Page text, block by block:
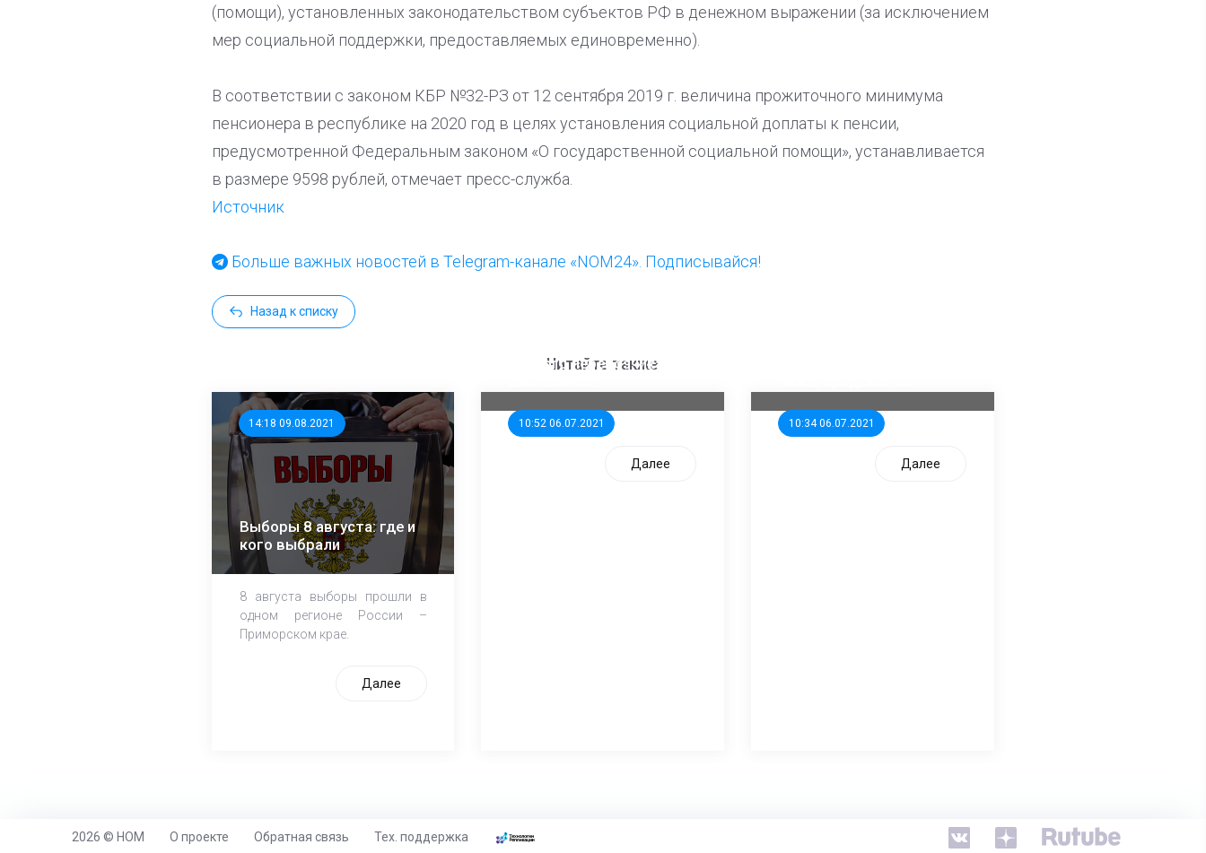
(помощи), установленных законодательством субъектов РФ в денежном выражении (за исключением
мер социальной поддержки, предоставляемых единовременно).
В соответствии с законом КБР №32-РЗ от 12 сентября 2019 г. величина прожиточного минимума
пенсионера в республике на 2020 год в целях установления социальной доплаты к пенсии,
предусмотренной Федеральным законом «О государственной социальной помощи», устанавливается
в размере 9598 рублей, отмечает пресс-служба.
Источник
Больше важных новостей в Telegram-канале «NOM24». Подписывайся!
Назад к списку
Читайте также
14:18 09.08.2021
Выборы 8 августа: где и
кого выбрали
8 августа выборы прошли в
одном регионе России –
Приморском крае.
Далее
10:52 06.07.2021
единого перевозчика для
Далее
10:34 06.07.2021
Далее
https://www.high-endrolex.com/26
2026 © НОМ О проекте Обратная связь Тех. поддержка